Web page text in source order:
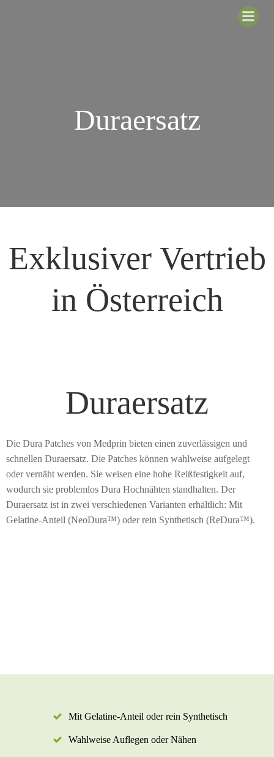
Duraersatz
Exklusiver Vertrieb
in Österreich
Duraersatz
Die Dura Patches von Medprin bieten einen zuverlässigen und
schnellen Duraersatz. Die Patches können wahlweise aufgelegt
oder vernäht werden. Sie weisen eine hohe Reißfestigkeit auf,
wodurch sie problemlos Dura Hochnähten standhalten. Der
Duraersatz ist in zwei verschiedenen Varianten erhältlich: Mit
Gelatine-Anteil (NeoDura™) oder rein Synthetisch (ReDura™).
Mit Gelatine-Anteil oder rein Synthetisch
Wahlweise Auflegen oder Nähen